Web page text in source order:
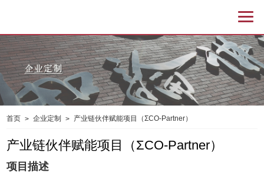
首页 > 企业定制 > 产业链伙伴赋能项目（ΣCO-Partner）
产业链伙伴赋能项目（ΣCO-Partner）
项目描述